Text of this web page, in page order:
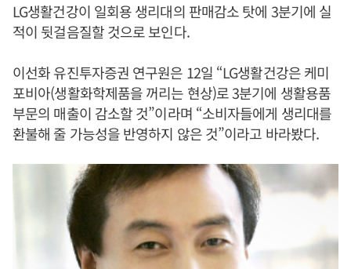
LG생활건강이 일회용 생리대의 판매감소 탓에 3분기에 실
적이 뒷걸음질할 것으로 보인다.
이선화 유진투자증권 연구원은 12일 “LG생활건강은 케미
포비아(생활화학제품을 꺼리는 현상)로 3분기에 생활용품
부문의 매출이 감소할 것”이라며 “소비자들에게 생리대를
환불해 줄 가능성을 반영하지 않은 것”이라고 바라봤다.